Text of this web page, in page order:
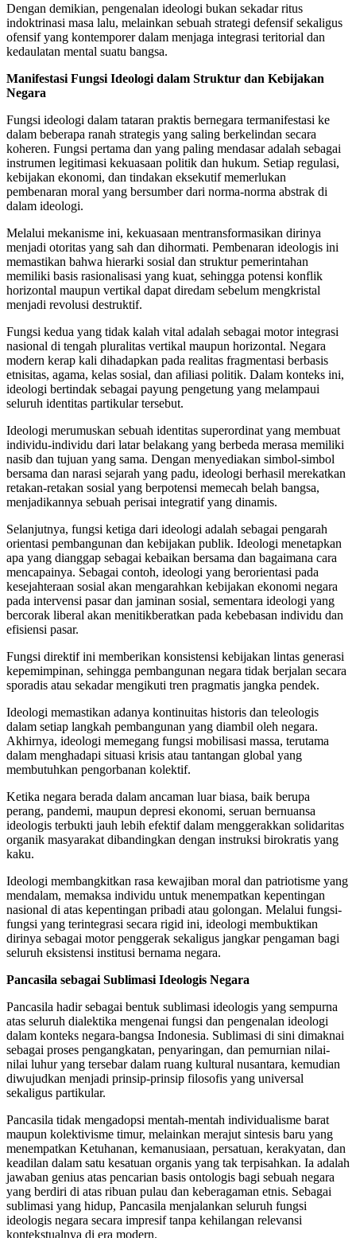
Dengan demikian, pengenalan ideologi bukan sekadar ritus
indoktrinasi masa lalu, melainkan sebuah strategi defensif sekaligus
ofensif yang kontemporer dalam menjaga integrasi teritorial dan
kedaulatan mental suatu bangsa.
Manifestasi Fungsi Ideologi dalam Struktur dan Kebijakan
Negara
Fungsi ideologi dalam tataran praktis bernegara termanifestasi ke
dalam beberapa ranah strategis yang saling berkelindan secara
koheren. Fungsi pertama dan yang paling mendasar adalah sebagai
instrumen legitimasi kekuasaan politik dan hukum. Setiap regulasi,
kebijakan ekonomi, dan tindakan eksekutif memerlukan
pembenaran moral yang bersumber dari norma-norma abstrak di
dalam ideologi.
Melalui mekanisme ini, kekuasaan mentransformasikan dirinya
menjadi otoritas yang sah dan dihormati. Pembenaran ideologis ini
memastikan bahwa hierarki sosial dan struktur pemerintahan
memiliki basis rasionalisasi yang kuat, sehingga potensi konflik
horizontal maupun vertikal dapat diredam sebelum mengkristal
menjadi revolusi destruktif.
Fungsi kedua yang tidak kalah vital adalah sebagai motor integrasi
nasional di tengah pluralitas vertikal maupun horizontal. Negara
modern kerap kali dihadapkan pada realitas fragmentasi berbasis
etnisitas, agama, kelas sosial, dan afiliasi politik. Dalam konteks ini,
ideologi bertindak sebagai payung pengetung yang melampaui
seluruh identitas partikular tersebut.
Ideologi merumuskan sebuah identitas superordinat yang membuat
individu-individu dari latar belakang yang berbeda merasa memiliki
nasib dan tujuan yang sama. Dengan menyediakan simbol-simbol
bersama dan narasi sejarah yang padu, ideologi berhasil merekatkan
retakan-retakan sosial yang berpotensi memecah belah bangsa,
menjadikannya sebuah perisai integratif yang dinamis.
Selanjutnya, fungsi ketiga dari ideologi adalah sebagai pengarah
orientasi pembangunan dan kebijakan publik. Ideologi menetapkan
apa yang dianggap sebagai kebaikan bersama dan bagaimana cara
mencapainya. Sebagai contoh, ideologi yang berorientasi pada
kesejahteraan sosial akan mengarahkan kebijakan ekonomi negara
pada intervensi pasar dan jaminan sosial, sementara ideologi yang
bercorak liberal akan menitikberatkan pada kebebasan individu dan
efisiensi pasar.
Fungsi direktif ini memberikan konsistensi kebijakan lintas generasi
kepemimpinan, sehingga pembangunan negara tidak berjalan secara
sporadis atau sekadar mengikuti tren pragmatis jangka pendek.
Ideologi memastikan adanya kontinuitas historis dan teleologis
dalam setiap langkah pembangunan yang diambil oleh negara.
Akhirnya, ideologi memegang fungsi mobilisasi massa, terutama
dalam menghadapi situasi krisis atau tantangan global yang
membutuhkan pengorbanan kolektif.
Ketika negara berada dalam ancaman luar biasa, baik berupa
perang, pandemi, maupun depresi ekonomi, seruan bernuansa
ideologis terbukti jauh lebih efektif dalam menggerakkan solidaritas
organik masyarakat dibandingkan dengan instruksi birokratis yang
kaku.
Ideologi membangkitkan rasa kewajiban moral dan patriotisme yang
mendalam, memaksa individu untuk menempatkan kepentingan
nasional di atas kepentingan pribadi atau golongan. Melalui fungsi-
fungsi yang terintegrasi secara rigid ini, ideologi membuktikan
dirinya sebagai motor penggerak sekaligus jangkar pengaman bagi
seluruh eksistensi institusi bernama negara.
Pancasila sebagai Sublimasi Ideologis Negara
Pancasila hadir sebagai bentuk sublimasi ideologis yang sempurna
atas seluruh dialektika mengenai fungsi dan pengenalan ideologi
dalam konteks negara-bangsa Indonesia. Sublimasi di sini dimaknai
sebagai proses pengangkatan, penyaringan, dan pemurnian nilai-
nilai luhur yang tersebar dalam ruang kultural nusantara, kemudian
diwujudkan menjadi prinsip-prinsip filosofis yang universal
sekaligus partikular.
Pancasila tidak mengadopsi mentah-mentah individualisme barat
maupun kolektivisme timur, melainkan merajut sintesis baru yang
menempatkan Ketuhanan, kemanusiaan, persatuan, kerakyatan, dan
keadilan dalam satu kesatuan organis yang tak terpisahkan. Ia adalah
jawaban genius atas pencarian basis ontologis bagi sebuah negara
yang berdiri di atas ribuan pulau dan keberagaman etnis. Sebagai
sublimasi yang hidup, Pancasila menjalankan seluruh fungsi
ideologis negara secara impresif tanpa kehilangan relevansi
kontekstualnya di era modern.